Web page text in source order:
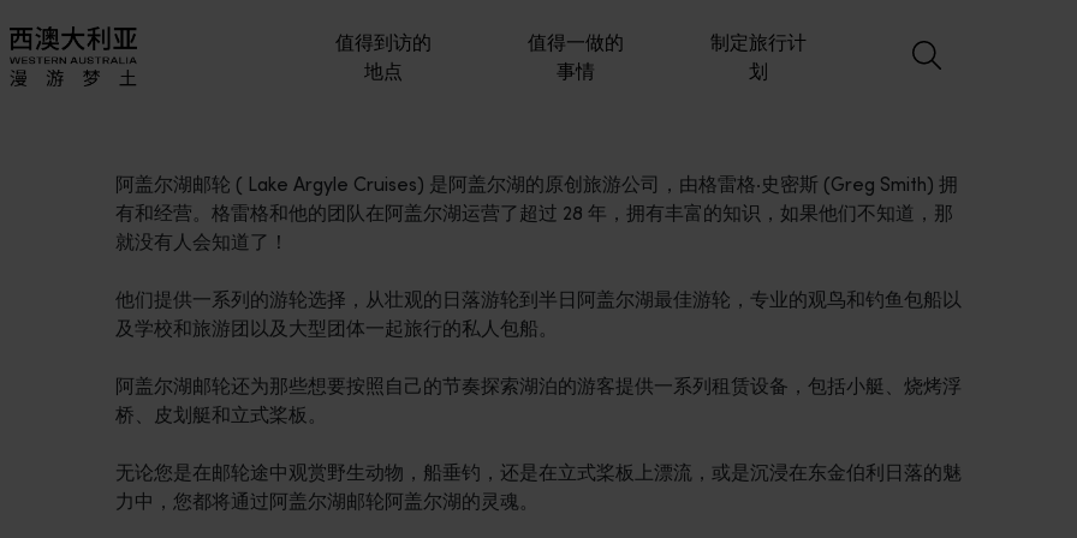
值得到访的
地点
值得一做的
事情
制定旅行计
划
阿盖尔湖邮轮 ( Lake Argyle Cruises) 是阿盖尔湖的原创旅游公司，由格雷格·史密斯 (Greg Smith) 拥
有和经营。格雷格和他的团队在阿盖尔湖运营了超过 28 年，拥有丰富的知识，如果他们不知道，那
就没有人会知道了！
他们提供一系列的游轮选择，从壮观的日落游轮到半日阿盖尔湖最佳游轮，专业的观鸟和钓鱼包船以
及学校和旅游团以及大型团体一起旅行的私人包船。
阿盖尔湖邮轮还为那些想要按照自己的节奏探索湖泊的游客提供一系列租赁设备，包括小艇、烧烤浮
桥、皮划艇和立式桨板。
无论您是在邮轮途中观赏野生动物，船垂钓，还是在立式桨板上漂流，或是沉浸在东金伯利日落的魅
力中，您都将通过阿盖尔湖邮轮阿盖尔湖的灵魂。